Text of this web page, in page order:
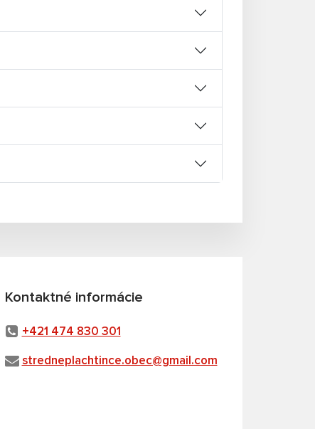
Kontaktné informácie
+421 474 830 301
stredneplachtince.obec@gmail.com